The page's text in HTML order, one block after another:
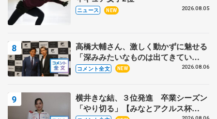
ニュース NEW 2026.08.05
高橋大輔さん、激しく動かずに魅せる
「深みみたいなものは出てきてい
る？」 〝兄さん〟と慕うレジェンド
コメント全文 NEW 2026.08.06
横井きな結、３位発進 卒業シーズン
「やり切る」【みなとアクルス杯